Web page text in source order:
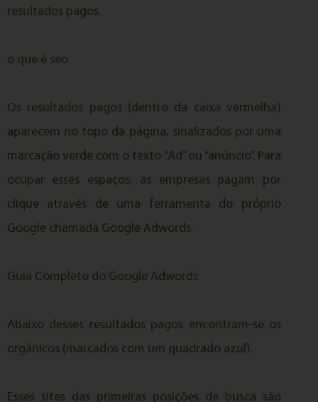
resultados pagos.
o que é seo
Os resultados pagos (dentro da caixa vermelha)
aparecem no topo da página, sinalizados por uma
marcação verde com o texto “Ad” ou “anúncio”. Para
ocupar esses espaços, as empresas pagam por
clique através de uma ferramenta do próprio
Google chamada Google Adwords.
Guia Completo do Google Adwords
Abaixo desses resultados pagos encontram-se os
orgânicos (marcados com um quadrado azul).
Esses sites das primeiras posições de busca são